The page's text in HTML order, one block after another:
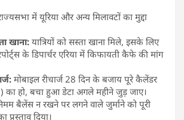
में यूरिया और अन्य मिलावटों का मुद्दा
खाना: यात्रियों को सस्ता खाना मिले, इसके लिए
के डिपार्चर एरिया में किफायती कैफे की मांग
मोबाइल रीचार्ज 28 दिन के बजाय पूरे कैलेंडर
का हो, बचा हुआ डेटा अगले महीने जुड़ जाए।
बैलेंस न रखने पर लगने वाले जुर्माने को पूरी
दिया।